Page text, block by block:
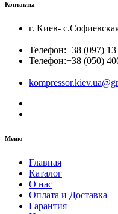
Контакты
г. Киев-
Телефон:+38 (097) 13
Телефон:+38 (050)
Меню
Главная
Каталог
О нас
Оплата и Доставка
Гарантия